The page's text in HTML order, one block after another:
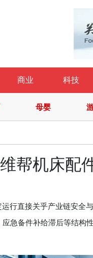
商业 科技
母婴
帮机床配
直接关乎产业链安全
急备件补给滞后等结构